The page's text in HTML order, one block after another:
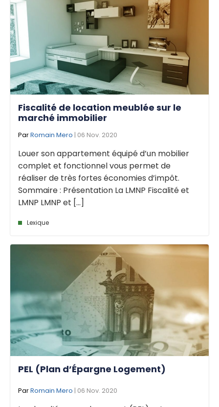
Fiscalité de location meublée sur le
marché immobilier
ParRomain Mero | 06 Nov. 2020
Louer son appartement équipé d’un mobilier
complet et fonctionnel vous permet de
réaliser de très fortes économies d’impôt.
Sommaire : Présentation La LMNP Fiscalité et
LMNP LMNP et [...]
Lexique
PEL (Plan d’Épargne Logement)
ParRomain Mero | 06 Nov. 2020